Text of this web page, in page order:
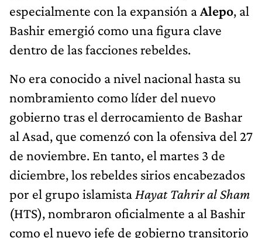
especialmente con la expansión aAlepo, al
Bashir emergió como una figura clave
dentro de las facciones rebeldes.
No era conocido a nivel nacional hasta su
nombramiento como líder del nuevo
gobierno tras el derrocamiento de Bashar
al Asad, que comenzó con la ofensiva del 27
de noviembre. En tanto, el martes 3 de
diciembre, los rebeldes sirios encabezados
por el grupo islamista Hayat Tahrir al Sham
(HTS), nombraron oficialmente a al Bashir
como el nuevo jefe de gobierno transitorio